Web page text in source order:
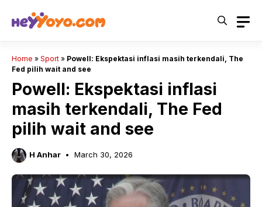
Home » Sport » Powell: Ekspektasi inflasi masih terkendali, The
Fed pilih wait and see
Powell: Ekspektasi inflasi
masih terkendali, The Fed
pilih wait and see
H Anhar March 30, 2026